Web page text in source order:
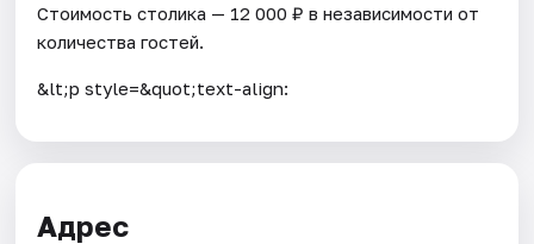
Стоимость столика — 12 000 ₽ в независимости от
количества гостей.
&lt;p style=&quot;text-align:
Адрес